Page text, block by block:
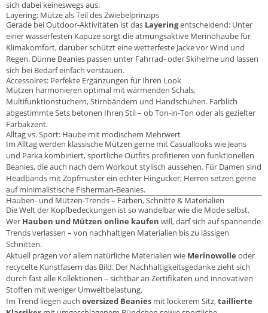
sich dabei keineswegs aus.
Layering: Mütze als Teil des Zwiebelprinzips
Gerade bei Outdoor-Aktivitäten ist das Layeringentscheidend: Unter
einer wasserfesten Kapuze sorgt die atmungsaktive Merinohaube für
Klimakomfort, darüber schützt eine wetterfeste Jacke vor Wind und
Regen. Dünne Beanies passen unter Fahrrad- oder Skihelme und lassen
sich bei Bedarf einfach verstauen.
Accessoires: Perfekte Ergänzungen für Ihren Look
Mützen harmonieren optimal mit wärmenden Schals,
Multifunktionstüchern, Stirnbändern und Handschuhen. Farblich
abgestimmte Sets betonen Ihren Stil – ob Ton-in-Ton oder als gezielter
Farbakzent.
Alltag vs. Sport: Haube mit modischem Mehrwert
Im Alltag werden klassische Mützen gerne mit Casuallooks wie Jeans
und Parka kombiniert, sportliche Outfits profitieren von funktionellen
Beanies, die auch nach dem Workout stylisch aussehen. Für Damen sind
Headbands mit Zopfmuster ein echter Hingucker; Herren setzen gerne
auf minimalistische Fisherman-Beanies.
Hauben- und Mützen-Trends – Farben, Schnitte & Materialien
Die Welt der Kopfbedeckungen ist so wandelbar wie die Mode selbst.
Wer Hauben und Mützen online kaufen will, darf sich auf spannende
Trends verlassen – von nachhaltigen Materialien bis zu lässigen
Schnitten.
Aktuell prägen vor allem natürliche Materialien wie Merinowolle oder
recycelte Kunstfasern das Bild. Der Nachhaltigkeitsgedanke zieht sich
durch fast alle Kollektionen – sichtbar an Zertifikaten und innovativen
Stoffen mit weniger Umweltbelastung.
Im Trend liegen auch oversized Beanies mit lockerem Sitz,taillierte